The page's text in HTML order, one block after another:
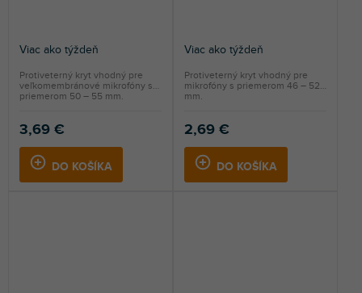
Viac ako týždeň
3,69 €
DO KOŠÍKA
Protiveterný kryt vhodný pre
veľkomembránové mikrofóny s
priemerom 50 – 55 mm.
Viac ako týždeň
2,69 €
DO KOŠÍKA
Protiveterný kryt vhodný pre
mikrofóny s priemerom 46 – 52
mm.